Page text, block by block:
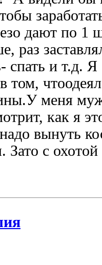
дают по 1
раз
спать и т.д.
том,
меня муж
как я
вынуть
Зато с